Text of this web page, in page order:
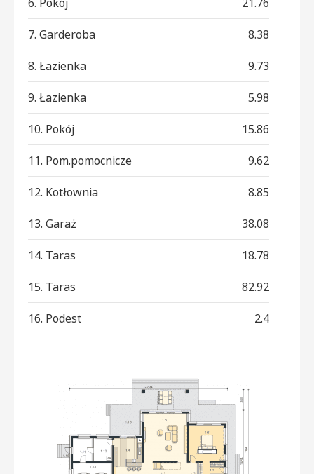
7. Garderoba 8.38
8. Łazienka 9.73
9. Łazienka 5.98
10. Pokój 15.86
11. Pom.pomocnicze 9.62
12. Kotłownia 8.85
13. Garaż 38.08
14. Taras 18.78
15. Taras 82.92
16. Podest 2.4